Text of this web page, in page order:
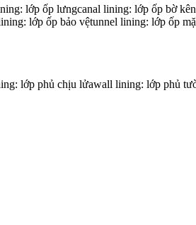
lớp ốp lưngcanal lining: lớp ốp bờ
lớp ốp bảo vệtunnel lining: lớp ốp
lớp phủ chịu lửawall lining: lớp phủ